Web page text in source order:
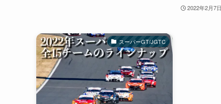
2022年2月7日
スーパーGT/JGTC